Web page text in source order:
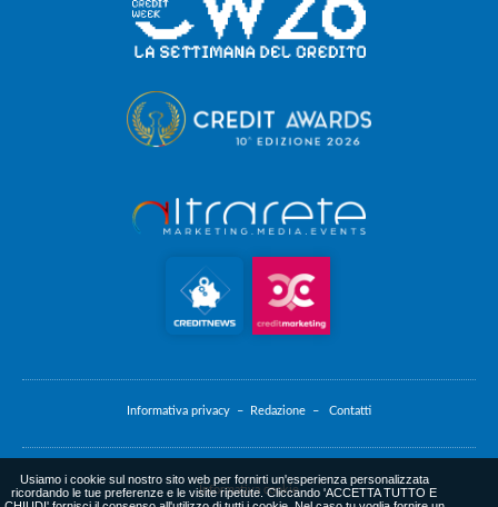
Informativa privacy – Redazione – Contatti
Informativa cookie
Usiamo i cookie sul nostro sito web per fornirti un'esperienza personalizzata
ricordando le tue preferenze e le visite ripetute. Cliccando 'ACCETTA TUTTO E